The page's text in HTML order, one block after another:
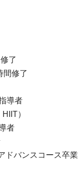
了
間修了
導者
）
者
ドバンスコース卒業